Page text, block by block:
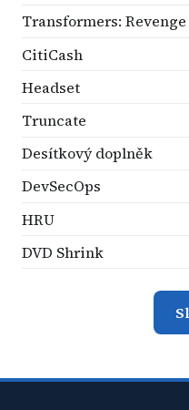
Transformers:
CitiCash
Headset
Truncate
Desítkový doplněk
DevSecOps
HRU
DVD Shrink